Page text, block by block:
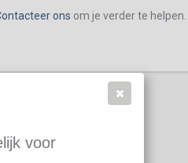
ons om je verder te helpen.
voor